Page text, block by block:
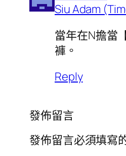
Siu Adam
當年在N擔當
褲。
Reply
發佈留言
發佈留言必須填寫